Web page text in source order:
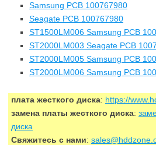
Samsung PCB 100767980
Seagate PCB 100767980
ST1500LM006 Samsung PCB
ST2000LM003 Seagate PCB
ST2000LM005 Samsung PCB
ST2000LM006 Samsung PCB
плата жесткого диска: https://
замена платы жесткого диска:
диска
Свяжитесь с нами: